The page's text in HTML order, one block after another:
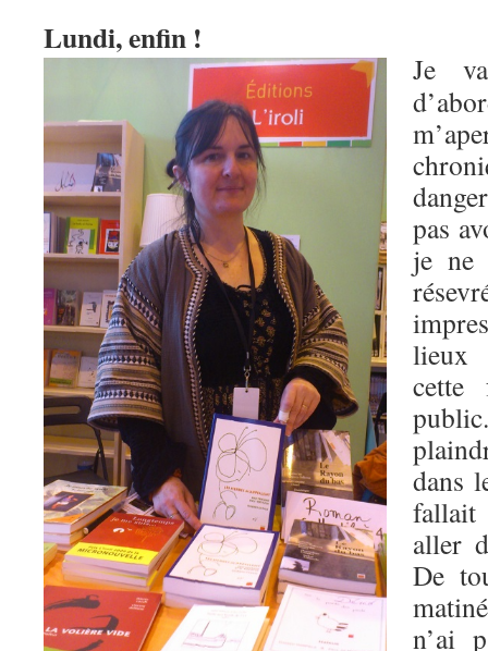
Lundi, enfin !
Je
pas
je ne
lieux
cette
dans
aller
De
n’ai